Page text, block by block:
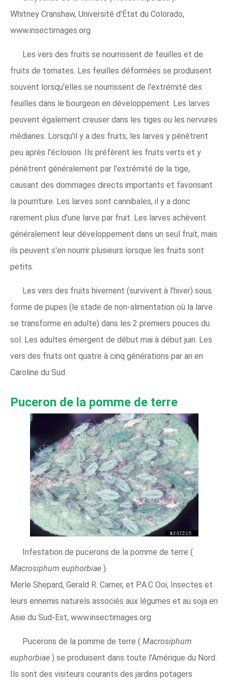
Whitney Cranshaw, Université d'État du Colorado,
www.insectimages.org
Les vers des fruits se nourrissent de feuilles et de
fruits de tomates. Les feuilles déformées se produisent
souvent lorsqu'elles se nourrissent de l'extrémité des
feuilles dans le bourgeon en développement. Les larves
peuvent également creuser dans les tiges ou les nervures
médianes. Lorsqu'il y a des fruits, les larves y pénètrent
peu après l'éclosion. Ils préfèrent les fruits verts et y
pénètrent généralement par l'extrémité de la tige,
causant des dommages directs importants et favorisant
la pourriture. Les larves sont cannibales, il y a donc
rarement plus d'une larve par fruit. Les larves achèvent
généralement leur développement dans un seul fruit, mais
ils peuvent s'en nourrir plusieurs lorsque les fruits sont
petits.
Les vers des fruits hivernent (survivent à l'hiver) sous
forme de pupes (le stade de non-alimentation où la larve
se transforme en adulte) dans les 2 premiers pouces du
sol. Les adultes émergent de début mai à début juin. Les
vers des fruits ont quatre à cinq générations par an en
Caroline du Sud.
Puceron de la pomme de terre
Infestation de pucerons de la pomme de terre (
Macrosiphum euphorbiae ).
Merle Shepard, Gerald R. Carner, et P.A.C Ooi, Insectes et
leurs ennemis naturels associés aux légumes et au soja en
Asie du Sud-Est, www.insectimages.org
Pucerons de la pomme de terre ( Macrosiphum
euphorbiae ) se produisent dans toute l'Amérique du Nord.
Ils sont des visiteurs courants des jardins potagers